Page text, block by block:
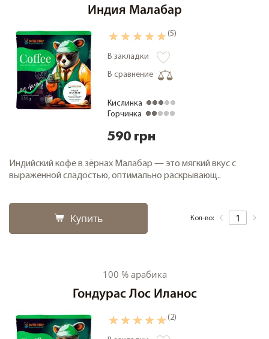
Индия Малабар
(5)
В закладки
В сравнение
Кислинка
Горчинка
590 грн
Индийский кофе в зёрнах Малабар — это мягкий вкус с
выраженной сладостью, оптимально раскрывающ..
Купить Кол-во:
100 % арабика
Гондурас Лос Иланос
(2)